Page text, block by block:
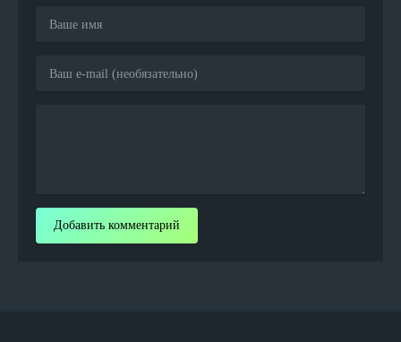
Добавить комментарий